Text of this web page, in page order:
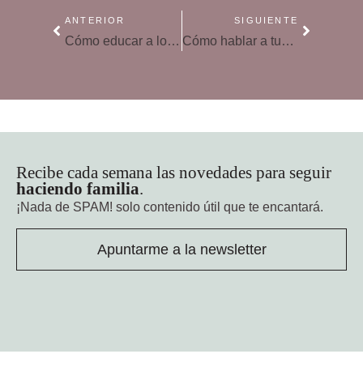
ANTERIOR
Cómo educar a los hijos para evitar el derroche cotidiano
SIGUIENTE
Cómo hablar a tus hijos sobre la guerra en Ucrania
Recibe cada semana las novedades para seguir
haciendo familia.
¡Nada de SPAM! solo contenido útil que te encantará.
Apuntarme a la newsletter